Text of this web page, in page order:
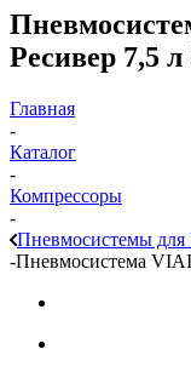
Ресивер 7,5 л
Главная
-
Каталог
-
Компрессоры
-
Пневмосистемы для
-Пневмосистема